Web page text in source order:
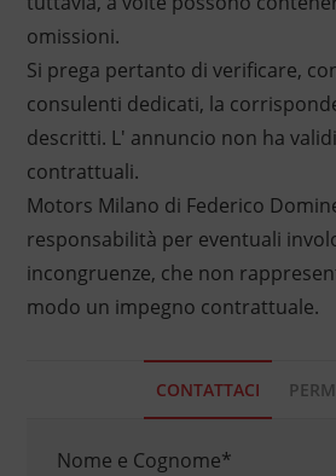
omissioni.
Si prega pertanto di verificare,
consulenti dedicati, la
descritti. L' annuncio non ha
contrattuali.
Motors Milano di Federico
responsabilità per eventuali
incongruenze, che non
modo un impegno contrattuale.
CONTATTACI
Nome e Cognome*